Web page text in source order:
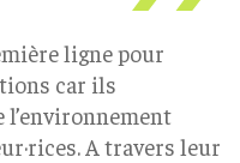
ligne pour
car ils
A travers leur